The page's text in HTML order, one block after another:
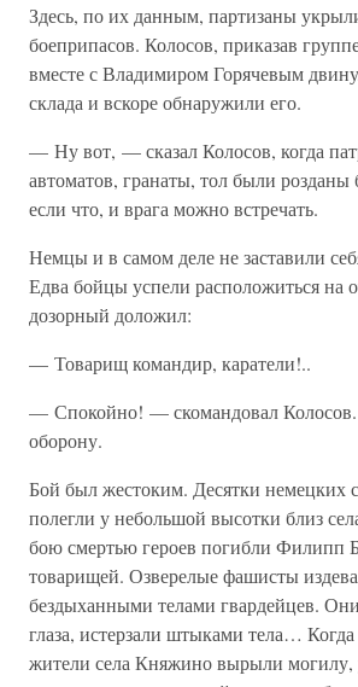
Здесь, по их данным, партизаны
боеприпасов. Колосов, приказав
вместе с Владимиром Горячевым
склада и вскоре обнаружили его.
— Ну вот, — сказал Колосов, когда
автоматов, гранаты, тол были
если что, и врага можно встречать.
Немцы и в самом деле не заставили
Едва бойцы успели расположиться на
дозорный доложил:
— Товарищ командир, каратели!..
— Спокойно! — скомандовал
оборону.
Бой был жестоким. Десятки немецких
полегли у небольшой высотки близ
бою смертью героев погибли Филипп
товарищей. Озверелые фашисты
бездыханными телами гвардейцев.
глаза, истерзали штыками тела…
жители села Княжино вырыли могилу,